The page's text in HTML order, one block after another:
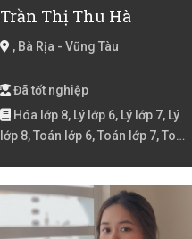
Trần Thị Thu Hà
, Bà Rịa - Vũng Tàu
Đã tốt nghiệp
Hóa lớp 8, Lý lớp 6, Lý lớp 7, Lý
lớp 8, Toán lớp 6, Toán lớp 7, Toán